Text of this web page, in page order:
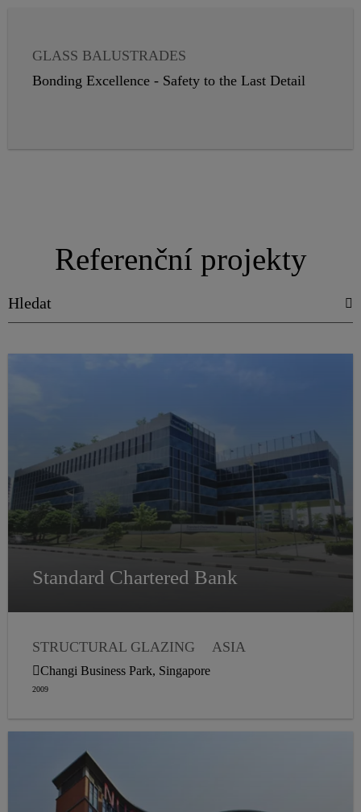
GLASS BALUSTRADES
INSULATING GLASS
PANEL CLADDING
Bonding Excellence - Safety to the Last Detail
Referenční projekty
Standard Chartered Bank
STRUCTURAL GLAZING
ASIA
WEATHER SEALING
Changi Business Park, Singapore
2009